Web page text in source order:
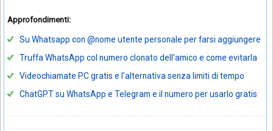
Approfondimenti:
Su Whatsapp con @nome utente personale per farsi aggiungere
Truffa WhatsApp col numero clonato dell'amico e come evitarla
Videochiamate PC gratis e l'alternativa senza limiti di tempo
ChatGPT su WhatsApp e Telegram e il numero per usarlo gratis